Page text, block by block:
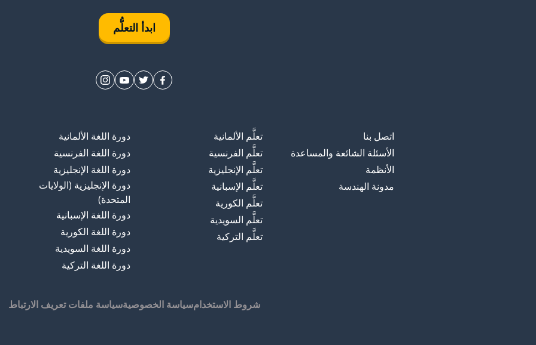
ابدأ التعلُّم
اتصل بنا
الأسئلة الشائعة والمساعدة
الأنظمة
مدونة الهندسة
تعلَّم الألمانية
تعلَّم الفرنسية
تعلَّم الإنجليزية
تعلَّم الإسبانية
تعلَّم الكورية
تعلَّم السويدية
تعلَّم التركية
دورة اللغة الألمانية
دورة اللغة الفرنسية
دورة اللغة الإنجليزية
دورة الإنجليزية (الولايات
المتحدة)
دورة اللغة الإسبانية
دورة اللغة الكورية
دورة اللغة السويدية
دورة اللغة التركية
شروط الاستخدامسياسة الخصوصيةسياسة ملفات تعريف الارتباط